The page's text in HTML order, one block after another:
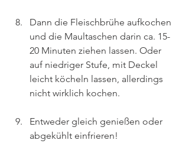
Dann die Fleischbrühe aufkochen
und die Maultaschen darin ca. 15-
20 Minuten ziehen lassen. Oder
auf niedriger Stufe, mit Deckel
leicht köcheln lassen, allerdings
nicht wirklich kochen.
Entweder gleich genießen oder
abgekühlt einfrieren!